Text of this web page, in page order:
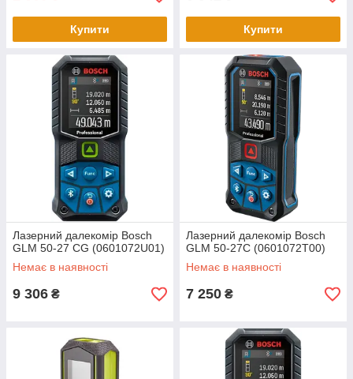
Купити Купити
Лазерний далекомір Bosch
GLM 50-27 CG (0601072U01)
Немає в наявності
9 306 ₴
Лазерний далекомір Bosch
GLM 50-27C (0601072T00)
Немає в наявності
7 250 ₴